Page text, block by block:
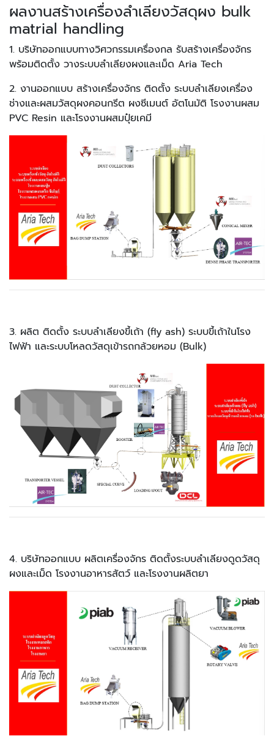
ผลงานสร้างเครื่องลำเลียงวัสดุผง bulk
matrial handling
1. บริษัทออกแบบทางวิศวกรรมเครื่องกล รับสร้างเครื่องจักร
พร้อมติดตั้ง วางระบบลำเลียงผงและเม็ด Aria Tech
2. งานออกแบบ สร้างเครื่องจักร ติดตั้ง ระบบลำเลียงเครื่อง
ช่างและผสมวัสดุผงคอนกรีต ผงซีเมนต์ อัตโนมัติ โรงงานผสม
PVC Resin และโรงงานผสมปุ๋ยเคมี
3. ผลิต ติดตั้ง ระบบลำเลียงขี้เถ้า (fly ash) ระบบขี้เถ้าในโรง
ไฟฟ้า และระบบโหลดวัสดุเข้ารถกล้วยหอม (Bulk)
4. บริษัทออกแบบ ผลิตเครื่องจักร ติดตั้งระบบลำเลียงดูดวัสดุ
ผงและเม็ด โรงงานอาหารสัตว์ และโรงงานผลิตยา